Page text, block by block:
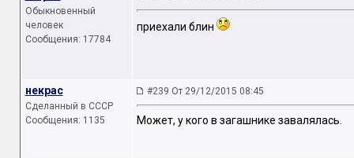
Обыкновенный
человек
Сообщения: 17784
приехали блин
некрас
Сделанный в СССР
Сообщения: 1135
#239 От 29/12/2015 08:45
Может, у кого в загашнике завалялась.